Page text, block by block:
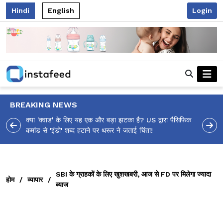
Hindi English Login
BREAKING NEWS
पैसिफिक
आलिया भट्ट का मज़ेदार 'शर्वरी कहाँ है?' पोस्ट, 'अल्फा' टीज़र पर
उठे सवालों का मज़ाकिया जवाब!
होम / व्यापार /
SBI के ग्राहकों के लिए खुशखबरी, आज से FD पर मिलेगा ज्यादा
ब्याज